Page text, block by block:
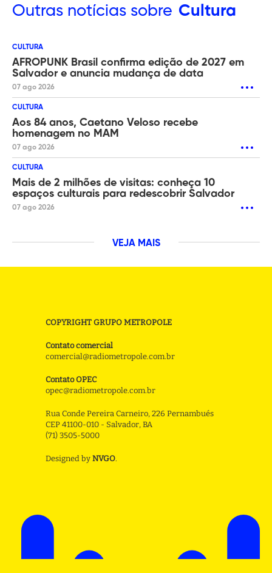
Outras notícias sobre Cultura
CULTURA
AFROPUNK Brasil confirma edição de 2027 em
Salvador e anuncia mudança de data
07 ago 2026
CULTURA
Aos 84 anos, Caetano Veloso recebe
homenagem no MAM
07 ago 2026
CULTURA
Mais de 2 milhões de visitas: conheça 10
espaços culturais para redescobrir Salvador
07 ago 2026
VEJA MAIS
COPYRIGHT GRUPO METROPOLE
Contato comercial
comercial@radiometropole.com.br
Contato OPEC
opec@radiometropole.com.br
Rua Conde Pereira Carneiro, 226 Pernambués
CEP 41100-010 - Salvador, BA
(71) 3505-5000
Designed by NVGO.